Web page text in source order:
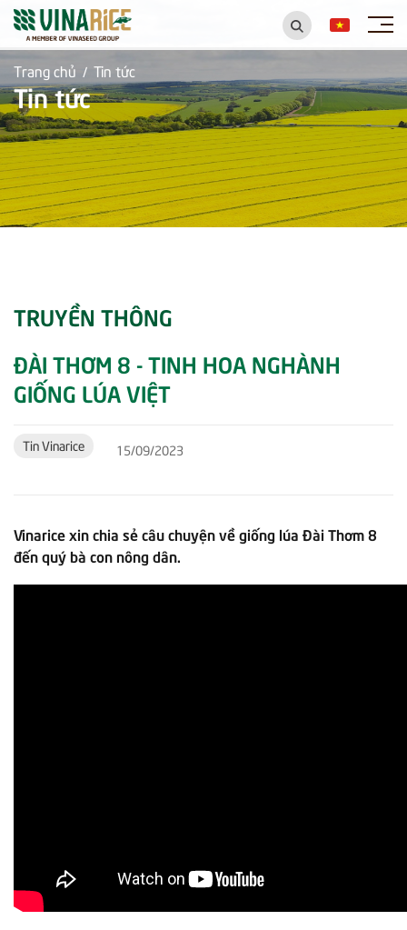
Trang chủ / Tin tức
Tin tức
TRUYỀN THÔNG
ĐÀI THƠM 8 - TINH HOA NGHÀNH
GIỐNG LÚA VIỆT
Tin Vinarice 15/09/2023
Vinarice xin chia sẻ câu chuyện về giống lúa Đài Thơm 8
đến quý bà con nông dân.